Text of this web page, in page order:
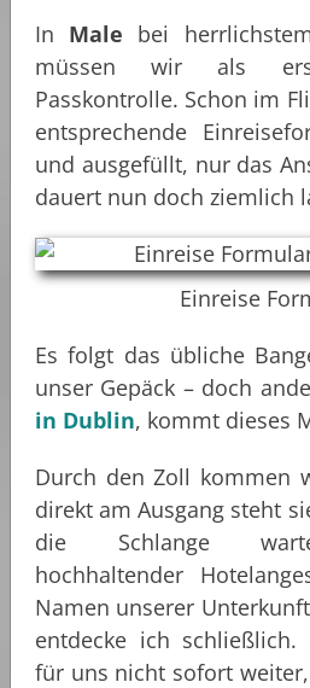
In Male bei
müssen wir als
Passkontrolle. Schon im
entsprechende
und ausgefüllt, nur das
dauert nun doch ziemlich
Einreise
Es folgt das übliche
unser Gepäck – doch
in Dublin, kommt dieses
Durch den Zoll kommen
direkt am Ausgang steht
die Schlange
hochhaltender
Namen unserer
entdecke ich
für uns nicht sofort